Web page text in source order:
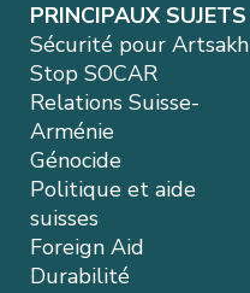
PRINCIPAUX SUJETS
Sécurité pour Artsakh
Stop SOCAR
Relations Suisse-
Arménie
Génocide
Politique et aide
suisses
Foreign Aid
Durabilité